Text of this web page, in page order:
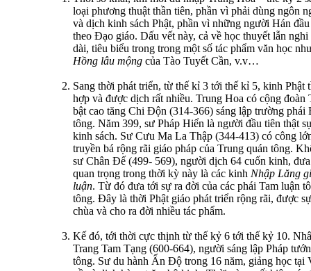
loại phương thuật thần tiên, phần vì phải dùng ngôn
và dịch kinh sách Phật, phần vì những người Hán
theo Ðạo giáo. Dấu vết này, cả về học thuyết lẫn
dài, tiêu biểu trong trong một số tác phẩm văn học
Hồng lâu mộng của Tào Tuyết Cần, v.v…
Sang thời phát triển, từ thế kỉ 3 tới thế kỉ 5, kinh
hợp và được dịch rất nhiều. Trung Hoa có cộng
bật cao tăng Chi Ðộn (314-366) sáng lập trường phái
tông. Năm 399, sư Pháp Hiển là người đầu tiên thật
kinh sách. Sư Cưu Ma La Thập (344-413) có công
truyền bá rộng rãi giáo pháp của Trung quán tông.
sư Chân Ðế (499- 569), người dịch 64 cuốn kinh,
quan trọng trong thời kỳ này là các kinh Nhập Lăng
luận. Từ đó đưa tới sự ra đời của các phái Tam luận
tông. Ðây là thời Phật giáo phát triển rộng rãi, được
chùa và cho ra đời nhiều tác phẩm.
Kế đó, tới thời cực thịnh từ thế kỷ 6 tới thế kỷ 10.
Trang Tam Tạng (600-664), người sáng lập Pháp
tông. Sư du hành Ấn Ðộ trong 16 năm, giảng học tại